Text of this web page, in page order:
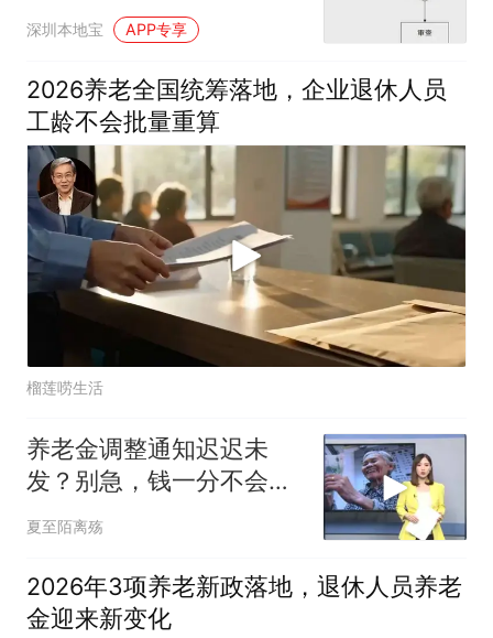
深圳本地宝 APP专享
2026养老全国统筹落地，企业退休人员
工龄不会批量重算
榴莲唠生活
养老金调整通知迟迟未
发？别急，钱一分不会
少！
夏至陌离殇
2026年3项养老新政落地，退休人员养老
金迎来新变化